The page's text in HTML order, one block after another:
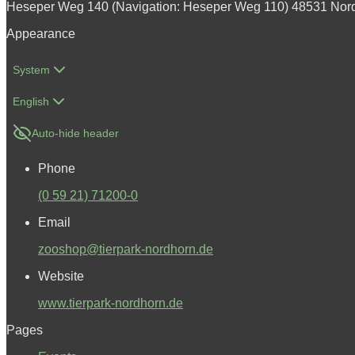
Heseper Weg 140 (Navigation: Heseper Weg 110) 48531
Appearance
System
English
Auto-hide header
Phone
(0 59 21) 71200-0
Email
zooshop@tierpark-nordhorn.de
Website
www.tierpark-nordhorn.de
Pages